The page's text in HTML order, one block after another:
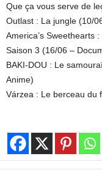
Que ça vous serve de
Outlast : La jungle (10/
America’s Sweethearts
Saison 3 (16/06 –
BAKI-DOU : Le
Anime)
Várzea : Le berceau du